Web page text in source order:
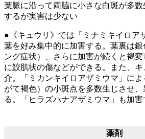
葉脈に沿って両脇に小さな白斑が多
するが実害は少ない
●《キュウリ》では「ミナミキイロア
葉を好み集中的に加害する。葉裏は銀
ング症状）、さらに加害が続くと褐
に鮫肌状の傷などができる。また、
介。「ミカンキイロアザミウマ」に
がて褐色）の小斑点を多数生じさせ、
る。「ヒラズハナアザミウマ」も加
薬剤